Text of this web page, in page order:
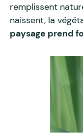
remplissent
naissent, la
paysage prend